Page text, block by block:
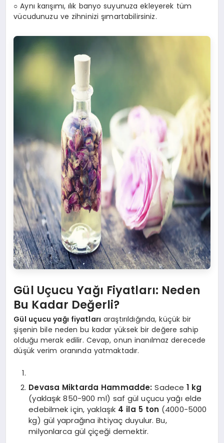
○ Aynı karışımı, ılık banyo suyunuza ekleyerek tüm
vücudunuzu ve zihninizi şımartabilirsiniz.
Gül Uçucu Yağı Fiyatları: Neden
Bu Kadar Değerli?
Gül uçucu yağı fiyatları araştırıldığında, küçük bir
şişenin bile neden bu kadar yüksek bir değere sahip
olduğu merak edilir. Cevap, onun inanılmaz derecede
düşük verim oranında yatmaktadır.
Devasa Miktarda Hammadde: Sadece1 kg
(yaklaşık 850-900 ml) saf gül uçucu yağı elde
edebilmek için, yaklaşık 4 ila 5 ton (4000-5000
kg) gül yaprağına ihtiyaç duyulur. Bu,
milyonlarca gül çiçeği demektir.